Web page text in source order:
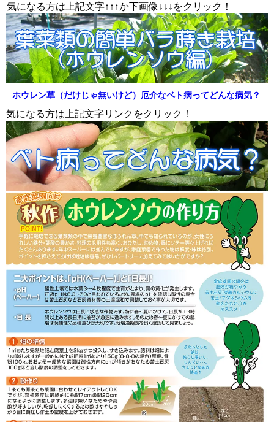
気になる方は上記文字↑↑↑か下画像↓↓↓をクリック！
↑↑↑ ↓↓↓
ホウレン草（だけじゃ無いけど）厄介なベト病ってどんな病気？
気になる方は上記文字リンクをクリック！